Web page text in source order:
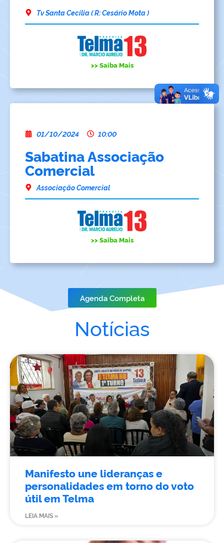
Tv Santa Cecilia ( R: Cesário Mota )
>> Saiba Mais
01/10/2024 10:00
Sabatina Associação
Comercial
Associação Comercial
>> Saiba Mais
Agenda Completa
Notícias
Manifesto une lideranças e
personalidades em torno do voto
útil em Telma
LEIA MAIS »